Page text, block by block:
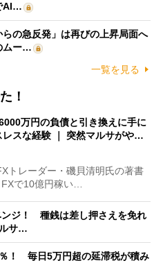
AI…
の急反発」は再びの上昇局面へ
ムー…
一覧を見る
！
万円の負債と引き換えに手に
レスな経験 ｜ 突然マルサがや…
トレーダー・磯貝清明氏の著書
FXで10億円稼い…
ンジ！ 種銭は差し押さえを免れ
サ…
！ 毎日5万円超の延滞税が積み